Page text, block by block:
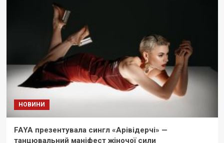
НОВИНИ
FAYA презентувала сингл «Арівідерчі» —
танцювальний маніфест жіночої сили